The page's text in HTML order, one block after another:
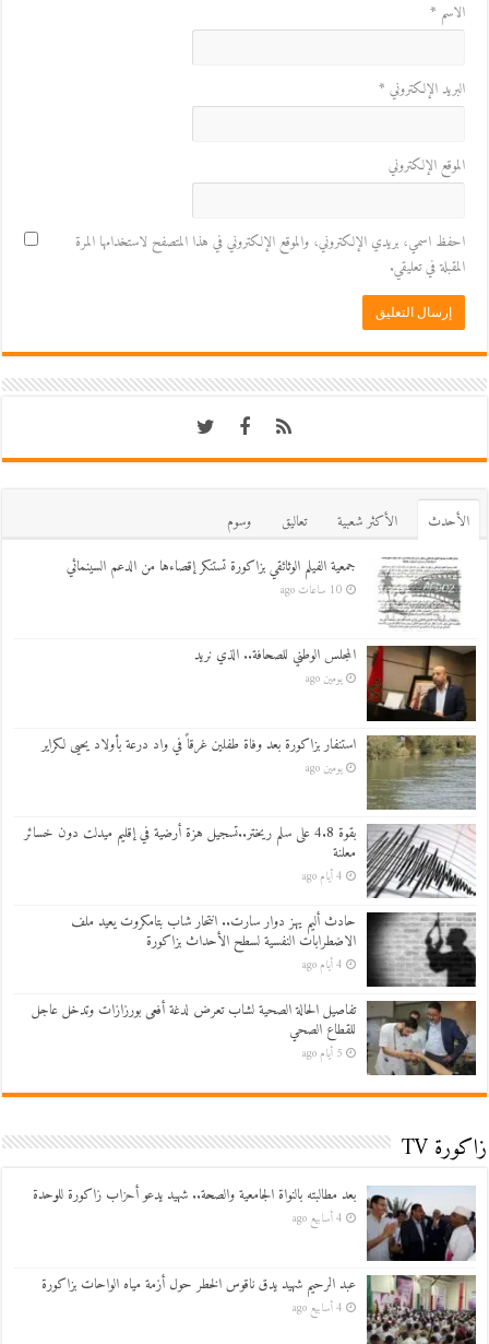
الاسم *
البريد الإلكتروني *
الموقع الإلكتروني
احفظ اسمي، بريدي الإلكتروني، والموقع الإلكتروني في هذا المتصفح لاستخدامها المرة
المقبلة في تعليقي.
اﻷحدث اﻷكثر شعبية تعاليق
وسوم
جمعية الفيلم الوثائقي بزاكورة تستنكر إقصاءها من الدعم السينمائي
10 ساعات ago
المجلس الوطني للصحافة.. الذي نريد
يومين ago
استنفار بزاكورة بعد وفاة طفلين غرقاً في واد درعة بأولاد يحيى لكراير
يومين ago
بقوة 4.8 على سلم ريختر..تسجيل هزة أرضية في إقليم ميدلت دون خسائر
معلنة
4 أيام ago
حادث أليم يهز دوار سارت.. انتحار شاب بتامكروت يعيد ملف
الاضطرابات النفسية لسطح الأحداث بزاكورة
4 أيام ago
تفاصيل الحالة الصحية لشاب تعرض لدغة أفعى بورزازات وتدخل عاجل
للقطاع الصحي
5 أيام ago
زاكورة TV
بعد مطالبته بالنواة الجامعية والصحة.. شهيد يدعو أحزاب زاكورة للوحدة
4 أسابيع ago
عبد الرحيم شهيد يدق ناقوس الخطر حول أزمة مياه الواحات بزاكورة
4 أسابيع ago